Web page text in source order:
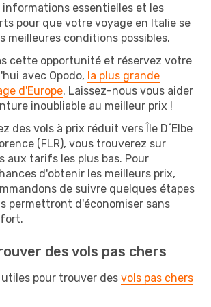
essentielles et les
pour que votre voyage en Italie se
meilleures conditions possibles.
cette opportunité et réservez votre
avec Opodo, la plus grande
d'Europe. Laissez-nous vous aider
inoubliable au meilleur prix !
des vols à prix réduit vers Île D´Elbe
(FLR), vous trouverez sur
aux tarifs les plus bas. Pour
d'obtenir les meilleurs prix,
de suivre quelques étapes
permettront d'économiser sans
des vols pas chers
utiles pour trouver des vols pas chers